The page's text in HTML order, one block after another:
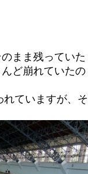
まま残っていた
ど崩れていたの
ていますが、そ